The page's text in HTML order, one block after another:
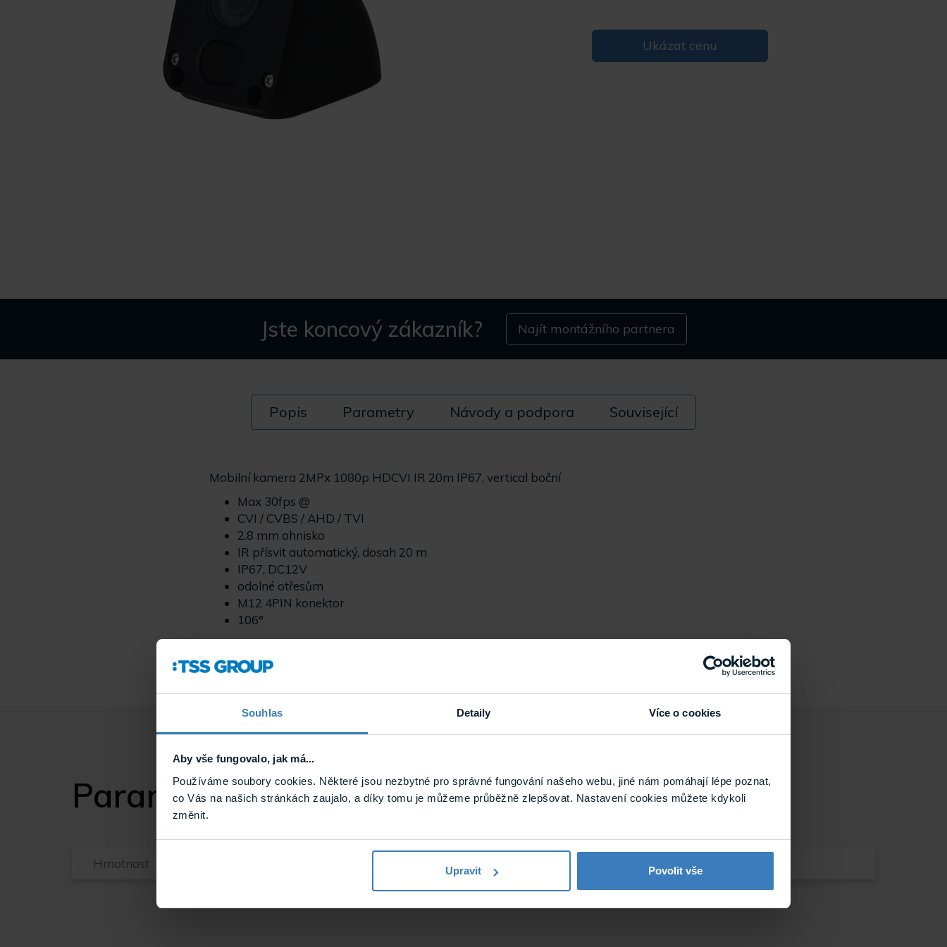
Souhlas Detaily Více o cookies
Aby vše fungovalo, jak má...
Používáme soubory cookies. Některé jsou nezbytné pro správné fungování našeho webu, jiné nám pomáhají lépe poznat,
co Vás na našich stránkách zaujalo, a díky tomu je můžeme průběžně zlepšovat. Nastavení cookies můžete kdykoli
změnit.
Upravit Povolit vše
Ukázat cenu
Jste koncový zákazník? Najít montážního partnera
Popis Parametry Návody a podpora Související
Mobilní kamera 2MPx 1080p HDCVI IR 20m IP67, vertical boční
Max 30fps @
CVI / CVBS / AHD / TVI
2.8 mm ohnisko
IR přísvit automatický, dosah 20 m
IP67, DC12V
odolné otřesům
M12 4PIN konektor
106°
Parametry
Hmotnost